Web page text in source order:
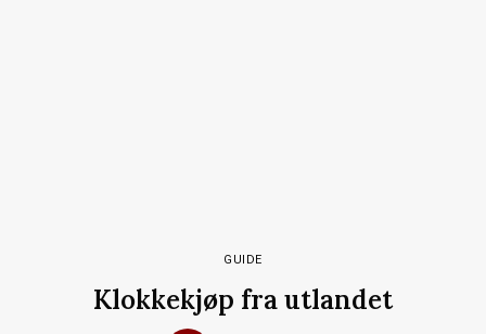
GUIDE
Klokkekjøp fra utlandet